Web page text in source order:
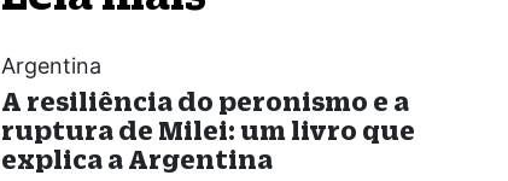
Argentina
A resiliência do peronismo e a
ruptura de Milei: um livro que
explica a Argentina